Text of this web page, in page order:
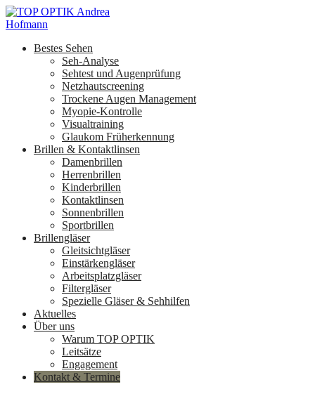
Bestes Sehen
Seh-Analyse
Sehtest und Augenprüfung
Netzhautscreening
Trockene Augen Management
Myopie-Kontrolle
Visualtraining
Glaukom Früherkennung
Brillen & Kontaktlinsen
Damenbrillen
Herrenbrillen
Kinderbrillen
Kontaktlinsen
Sonnenbrillen
Sportbrillen
Brillengläser
Gleitsichtgläser
Einstärkengläser
Arbeitsplatzgläser
Filtergläser
Spezielle Gläser & Sehhilfen
Aktuelles
Über uns
Warum TOP OPTIK
Leitsätze
Engagement
Kontakt & Termine